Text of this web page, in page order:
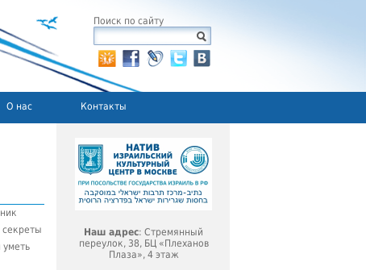
Поиск по сайту
О нас Контакты
секреты
уметь
Наш адрес: Стремянный
переулок, 38, БЦ «Плеханов
Плаза», 4 этаж